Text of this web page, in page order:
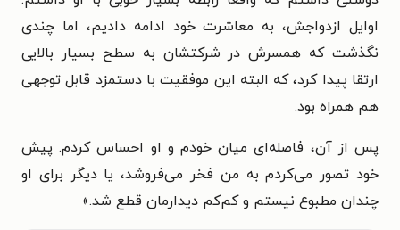
اوایل ازدواجش، به معاشرت خود ادامه دادیم، اما چندی
نگذشت که همسرش در شرکتشان به سطح بسیار بالایی
ارتقا پیدا کرد، که البته این موفقیت با دستمزد قابل توجهی
هم همراه بود.
پس از آن، فاصله‌ای میان خودم و او احساس کردم. پیش
خود تصور می‌کردم به من فخر می‌فروشد، یا دیگر برای او
چندان مطبوع نیستم و کم‌کم دیدارمان قطع شد.»